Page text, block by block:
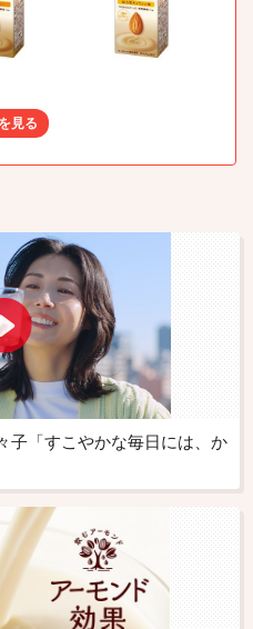
見る
「すこやかな毎日には、か